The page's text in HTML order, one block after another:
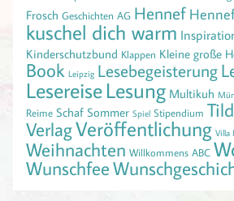
Frosch Geschichten AG Hennef
kuschel dich warm
Kinderschutzbund Klappen Kleine große
Book Leipzig Lesebegeisterung
LesereiseLesung Multikuh
Reime Schaf Sommer Spiel Stipendium
VerlagVeröffentlichung Villa
Weihnachten Willkommens ABC
Wunschfee